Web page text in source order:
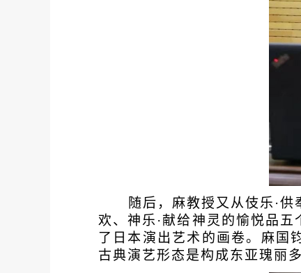
随后，麻教授又从伎乐 ·供
欢、神乐·献给神灵的愉悦品
了日本演出艺术的画卷。麻国
古典演艺形态是构成东亚瑰丽